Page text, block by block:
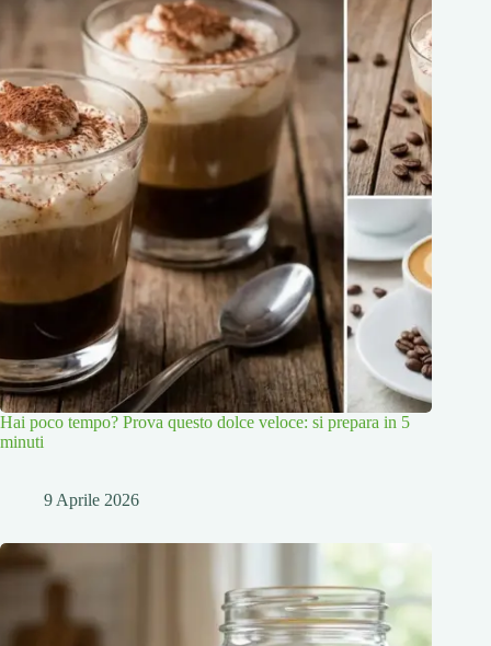
Hai poco tempo? Prova questo dolce veloce: si prepara in 5
minuti
9 Aprile 2026